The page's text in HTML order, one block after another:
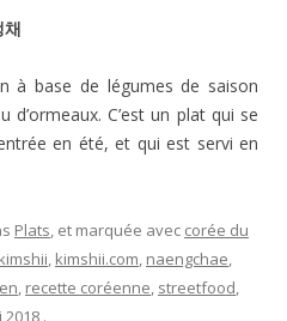
채
à base de légumes de saison
C’est un plat qui se
en été, et qui est servi en
Plats, et marquée avec corée du
kimshii, kimshii.com, naengchae,
, recette coréenne, streetfood,
2018 .